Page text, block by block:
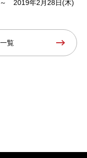
2019年2月28日(木)
覧